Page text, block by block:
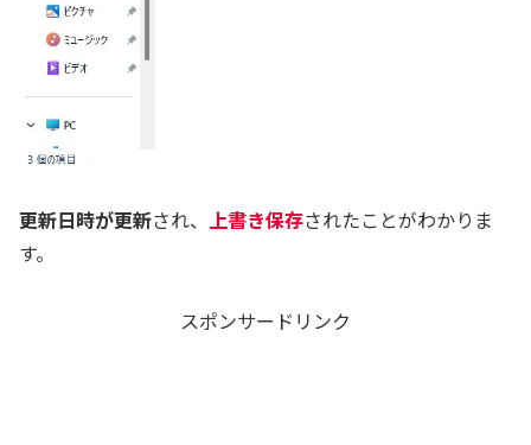
更新日時が更新され、 上書き保存されたことがわかりま
す。
スポンサードリンク